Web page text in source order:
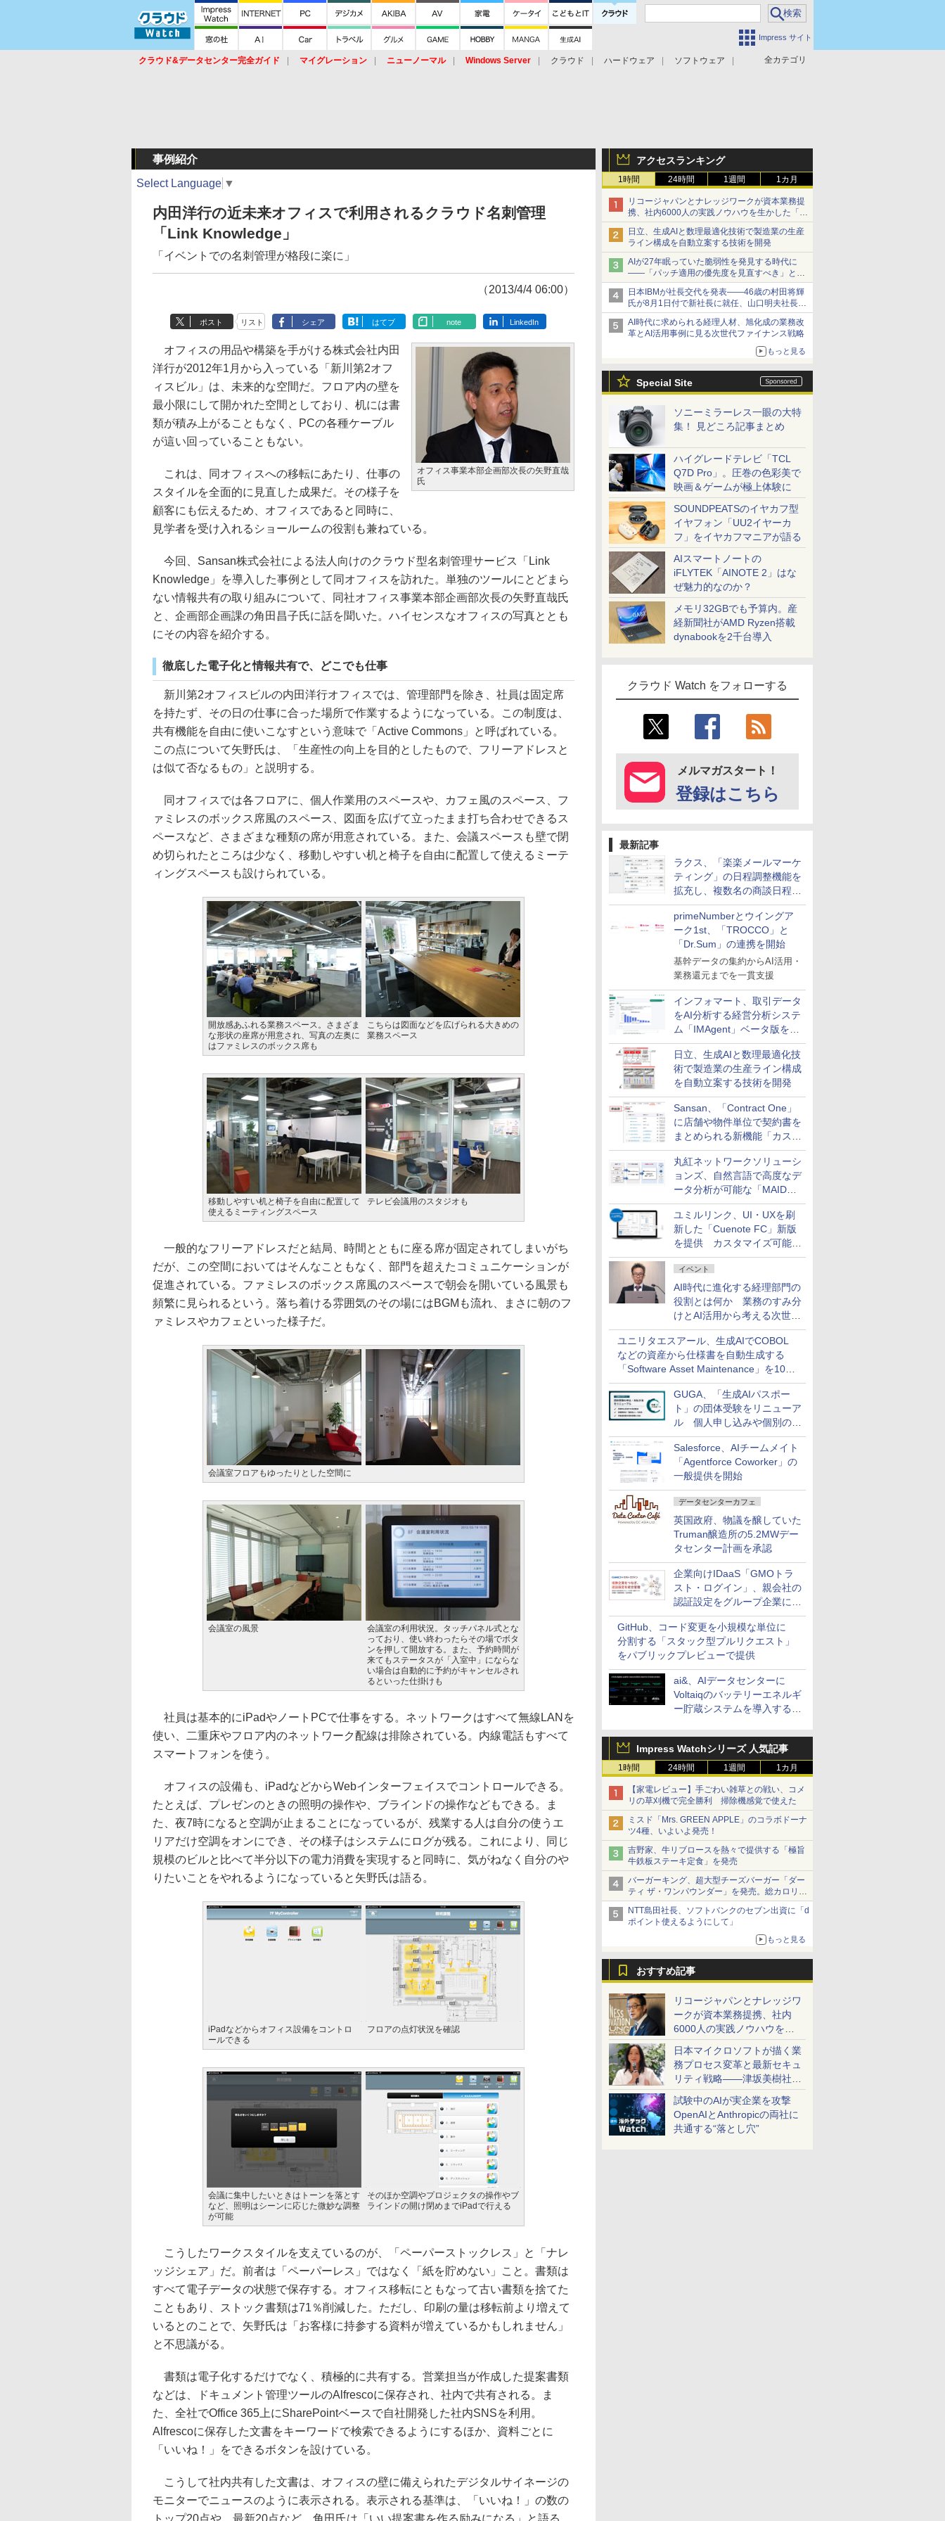
Impress サイト
全カテゴリ
クラウド&データセンター完全ガイド マイグレーション ニューノーマル Windows Server クラウド ハードウェア
ソフトウェア
アクセスランキング
1時間 24時間 1週間 1カ月
リコージャパンとナレッジワークが資本業務提
携、社内6000人の実践ノウハウを生かした「AI
商談記録 for RICOH」を展開へ
日立、生成AIと数理最適化技術で製造業の生産
ライン構成を自動立案する技術を開発
AIが27年眠っていた脆弱性を発見する時代に
――「パッチ適用の優先度を見直すべき」とセ
キュリティ専門家
日本IBMが社長交代を発表――46歳の村田将輝
氏が8月1日付で新社長に就任、山口明夫社長は
会長へ
AI時代に求められる経理人材、旭化成の業務改
革とAI活用事例に見る次世代ファイナンス戦略
もっと見る
Special Site
ソニーミラーレス一眼の大特
集！ 見どころ記事まとめ
ハイグレードテレビ「TCL
Q7D Pro」。圧巻の色彩美で
映画＆ゲームが極上体験に
SOUNDPEATSのイヤカフ型
イヤフォン「UU2イヤーカ
フ」をイヤカフマニアが語る
AIスマートノートの
iFLYTEK「AINOTE 2」はな
ぜ魅力的なのか？
メモリ32GBでも予算内。産
経新聞社がAMD Ryzen搭載
dynabookを2千台導入
クラウド Watch をフォローする
メルマガスタート！
登録はこちら
最新記事
ラクス、「楽楽メールマーケ
ティング」の日程調整機能を
拡充し、複数名の商談日程調
整を効率化
primeNumberとウイングア
ーク1st、「TROCCO」と
「Dr.Sum」の連携を開始
基幹データの集約からAI活用・
業務還元までを一貫支援
インフォマート、取引データ
をAI分析する経営分析システ
ム「IMAgent」ベータ版を提
供
日立、生成AIと数理最適化技
術で製造業の生産ライン構成
を自動立案する技術を開発
Sansan、「Contract One」
に店舗や物件単位で契約書を
まとめられる新機能「カスタ
ム契約ツリー」を追加
丸紅ネットワークソリューシ
ョンズ、自然言語で高度なデ
ータ分析が可能な「MAIDOA
AI ASSIST」を9月より提供
ユミルリンク、UI・UXを刷
新した「Cuenote FC」新版
を提供 カスタマイズ可能な
ダッシュボード画面を搭載
イベント
AI時代に進化する経理部門の
役割とは何か 業務のすみ分
けとAI活用から考える次世代
ファイナンス戦略
ユニリタエスアール、生成AIでCOBOL
などの資産から仕様書を自動生成する
「Software Asset Maintenance」を10月
に発売
GUGA、「生成AIパスポー
ト」の団体受験をリニューア
ル 個人申し込みや個別の支
払いなどに対応
Salesforce、AIチームメイト
「Agentforce Coworker」の
一般提供を開始
データセンターカフェ
英国政府、物議を醸していた
Truman醸造所の5.2MWデー
タセンター計画を承認
企業向けIDaaS「GMOトラ
スト・ログイン」、親会社の
認証設定をグループ企業に展
開できる新機能を提供
GitHub、コード変更を小規模な単位に
分割する「スタック型プルリクエスト」
をパブリックプレビューで提供
ai&、AIデータセンターに
Voltaiqのバッテリーエネルギ
ー貯蔵システムを導入する計
Impress Watchシリーズ 人気記事
1時間 24時間 1週間 1カ月
【家電レビュー】手ごわい雑草との戦い、コメ
リの草刈機で完全勝利 掃除機感覚で使えた
ミスド「Mrs. GREEN APPLE」のコラボドーナ
ツ4種、いよいよ発売！
吉野家、牛リブロースを熱々で提供する「極旨
牛鉄板ステーキ定食」を発売
バーガーキング、超大型チーズバーガー「ダー
ティ ザ・ワンパウンダー」を発売。総カロリー
約1656kcal、総重量約527g！
NTT島田社長、ソフトバンクのセブン出資に「d
ポイント使えるようにして」
もっと見る
おすすめ記事
リコージャパンとナレッジワ
ークが資本業務提携、社内
6000人の実践ノウハウを生
かした「AI商談記録 for
RICOH」を展開へ
日本マイクロソフトが描く業
務プロセス変革と最新セキュ
リティ戦略――津坂美樹社長
が2027年度戦略を説明
試験中のAIが実企業を攻撃
OpenAIとAnthropicの両社に
共通する“落とし穴”
事例紹介
Select Language ▼
内田洋行の近未来オフィスで利用されるクラウド名刺管理
「Link Knowledge」
「イベントでの名刺管理が格段に楽に」
（2013/4/4 06:00）
ポスト リスト シェア はてブ note LinkedIn
オフィス事業本部企画部次長の矢野直哉
氏
オフィスの用品や構築を手がける株式会社内田
洋行が2012年1月から入っている「新川第2オフ
ィスビル」は、未来的な空間だ。フロア内の壁を
最小限にして開かれた空間としており、机には書
類が積み上がることもなく、PCの各種ケーブル
が這い回っていることもない。
これは、同オフィスへの移転にあたり、仕事の
スタイルを全面的に見直した成果だ。その様子を
顧客にも伝えるため、オフィスであると同時に、
見学者を受け入れるショールームの役割も兼ねている。
今回、Sansan株式会社による法人向けのクラウド型名刺管理サービス「Link
Knowledge」を導入した事例として同オフィスを訪れた。単独のツールにとどまら
ない情報共有の取り組みについて、同社オフィス事業本部企画部次長の矢野直哉氏
と、企画部企画課の角田昌子氏に話を聞いた。ハイセンスなオフィスの写真ととも
にその内容を紹介する。
徹底した電子化と情報共有で、どこでも仕事
新川第2オフィスビルの内田洋行オフィスでは、管理部門を除き、社員は固定席
を持たず、その日の仕事に合った場所で作業するようになっている。この制度は、
共有機能を自由に使いこなすという意味で「Active Commons」と呼ばれている。
この点について矢野氏は、「生産性の向上を目的としたもので、フリーアドレスと
は似て否なるもの」と説明する。
同オフィスでは各フロアに、個人作業用のスペースや、カフェ風のスペース、フ
ァミレスのボックス席風のスペース、図面を広げて立ったまま打ち合わせできるス
ペースなど、さまざまな種類の席が用意されている。また、会議スペースも壁で閉
め切られたところは少なく、移動しやすい机と椅子を自由に配置して使えるミーテ
ィングスペースも設けられている。
開放感あふれる業務スペース。さまざま
な形状の座席が用意され、写真の左奥に
はファミレスのボックス席も
こちらは図面などを広げられる大きめの
業務スペース
移動しやすい机と椅子を自由に配置して
使えるミーティングスペース
テレビ会議用のスタジオも
一般的なフリーアドレスだと結局、時間とともに座る席が固定されてしまいがち
だが、この空間においてはそんなこともなく、部門を超えたコミュニケーションが
促進されている。ファミレスのボックス席風のスペースで朝会を開いている風景も
頻繁に見られるという。落ち着ける雰囲気のその場にはBGMも流れ、まさに朝のフ
ァミレスやカフェといった様子だ。
会議室フロアもゆったりとした空間に
会議室の風景
会議室の利用状況。タッチパネル式とな
っており、使い終わったらその場でボタ
ンを押して開放する。また、予約時間が
来てもステータスが「入室中」にならな
い場合は自動的に予約がキャンセルされ
るといった仕掛けも
社員は基本的にiPadやノートPCで仕事をする。ネットワークはすべて無線LANを
使い、二重床やフロア内のネットワーク配線は排除されている。内線電話もすべて
スマートフォンを使う。
オフィスの設備も、iPadなどからWebインターフェイスでコントロールできる。
たとえば、プレゼンのときの照明の操作や、ブラインドの操作などもできる。ま
た、夜7時になると空調が止まることになっているが、残業する人は自分の使うエ
リアだけ空調をオンにでき、その様子はシステムにログが残る。これにより、同じ
規模のビルと比べて半分以下の電力消費を実現すると同時に、気がねなく自分のや
りたいことをやれるようになっていると矢野氏は語る。
iPadなどからオフィス設備をコントロ
ールできる
フロアの点灯状況を確認
会議に集中したいときはトーンを落とす
など、照明はシーンに応じた微妙な調整
が可能
そのほか空調やプロジェクタの操作やブ
ラインドの開け閉めまでiPadで行える
こうしたワークスタイルを支えているのが、「ペーパーストックレス」と「ナレ
ッジシェア」だ。前者は「ペーパーレス」ではなく「紙を貯めない」こと。書類は
すべて電子データの状態で保存する。オフィス移転にともなって古い書類を捨てた
こともあり、ストック書類は71％削減した。ただし、印刷の量は移転前より増えて
いるとのことで、矢野氏は「お客様に持参する資料が増えているかもしれません」
と不思議がる。
書類は電子化するだけでなく、積極的に共有する。営業担当が作成した提案書類
などは、ドキュメント管理ツールのAlfrescoに保存され、社内で共有される。ま
た、全社でOffice 365上にSharePointベースで自社開発した社内SNSを利用。
Alfrescoに保存した文書をキーワードで検索できるようにするほか、資料ごとに
「いいね！」をできるボタンを設けている。
こうして社内共有した文書は、オフィスの壁に備えられたデジタルサイネージの
モニターでニュースのように表示される。表示される基準は、「いいね！」の数の
トップ20点や、最新20点など。角田氏は「いい提案書を作る励みになる」と語る。